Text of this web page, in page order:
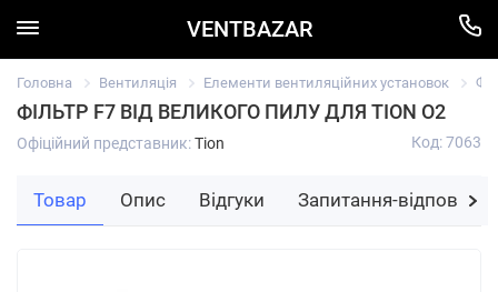
VENTBAZAR
Головна Вентиляція Елементи вентиляційних установок
ФІЛЬТР F7 ВІД ВЕЛИКОГО ПИЛУ ДЛЯ TION O2
Офіційний представник:Tion Код: 7063
Товар Опис Відгуки Запитання-відповідь